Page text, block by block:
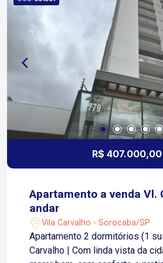
Além disso, o condomínio
completa pra sua rotina: Piscina Academia Sala
de jogos Salão de festas E
que trazem mais conforto no dia a dia
em uma região tranquila da Vila
fácil acesso aos principais
R$
Apartamento a venda Vl.
andar
Vila Carvalho - Sorocaba/SP
Apartamento 2 dormitórios (1
Carvalho | Com linda vista da cidade Se a